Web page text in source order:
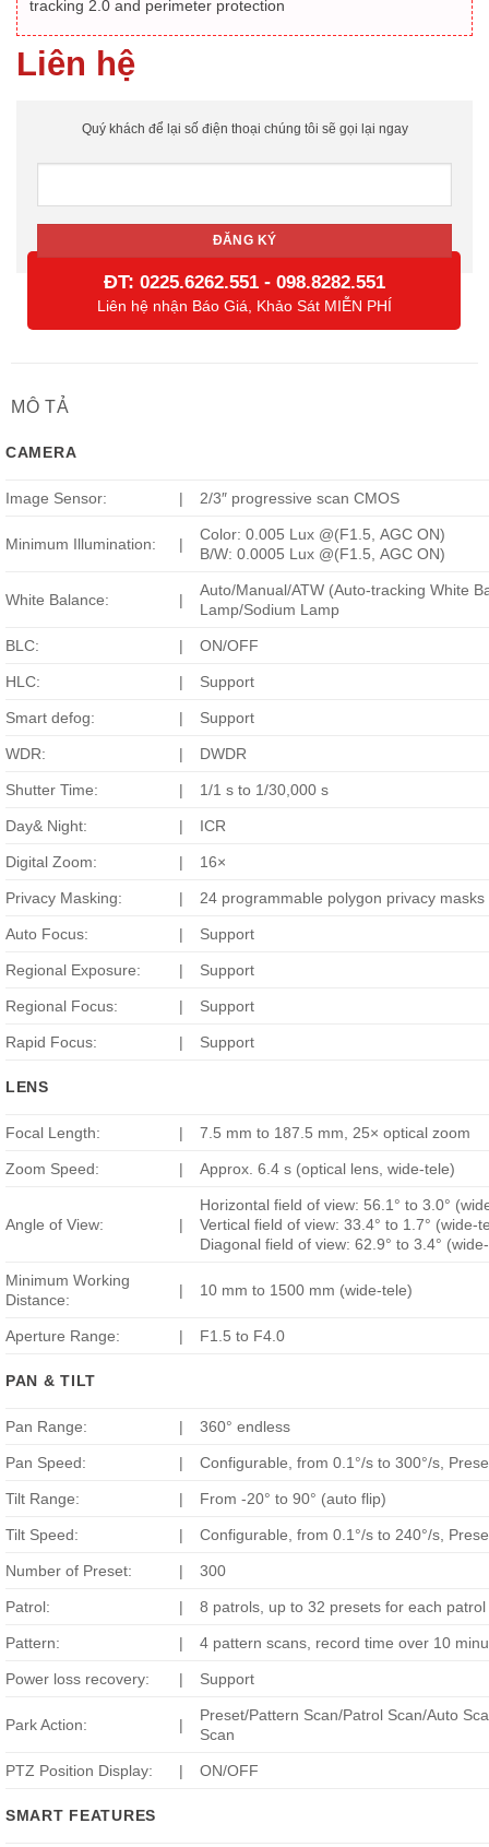
tracking 2.0 and perimeter protection
Liên hệ
Quý khách để lại số điện thoại chúng tôi sẽ gọi lại ngay
ĐT: 0225.6262.551 - 098.8282.551
Liên hệ nhận Báo Giá, Khảo Sát MIỄN PHÍ
MÔ TẢ
CAMERA
Image Sensor: | 2/3″ progressive scan CMOS
Minimum Illumination: |
Color: 0.005 Lux @(F1.5, AGC ON)
B/W: 0.0005 Lux @(F1.5, AGC ON)
White Balance: |
Auto/Manual/ATW (Auto-tracking White
Lamp/Sodium Lamp
BLC: | ON/OFF
HLC: | Support
Smart defog: | Support
WDR: | DWDR
Shutter Time: | 1/1 s to 1/30,000 s
Day& Night: | ICR
Digital Zoom: | 16×
Privacy Masking: | 24 programmable polygon privacy masks
Auto Focus: | Support
Regional Exposure: | Support
Regional Focus: | Support
Rapid Focus: | Support
LENS
Focal Length: | 7.5 mm to 187.5 mm, 25× optical zoom
Zoom Speed: | Approx. 6.4 s (optical lens, wide-tele)
Angle of View: |
Horizontal field of view: 56.1° to 3.0°
Vertical field of view: 33.4° to 1.7° (wide-
Diagonal field of view: 62.9° to 3.4°
Minimum Working
Distance:
| 10 mm to 1500 mm (wide-tele)
Aperture Range: | F1.5 to F4.0
PAN & TILT
Pan Range: | 360° endless
Pan Speed: | Configurable, from 0.1°/s to 300°/s,
Tilt Range: | From -20° to 90° (auto flip)
Tilt Speed: | Configurable, from 0.1°/s to 240°/s,
Number of Preset: | 300
Patrol: | 8 patrols, up to 32 presets for each patrol
Pattern: | 4 pattern scans, record time over 10
Power loss recovery: | Support
Park Action: |
Preset/Pattern Scan/Patrol Scan/Auto
Scan
PTZ Position Display: | ON/OFF
SMART FEATURES